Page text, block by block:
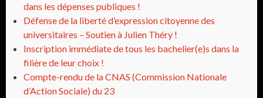
dans les dépenses publiques !
Défense de la liberté d’expression citoyenne des
universitaires – Soutien à Julien Théry !
Inscription immédiate de tous les bachelier(e)s dans la
filière de leur choix !
Compte-rendu de la CNAS (Commission Nationale
d’Action Sociale) du 23